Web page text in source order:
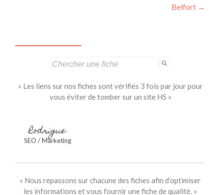
Belfort →
« Les liens sur nos fiches sont vérifiés 3 fois par jour pour
vous éviter de tomber sur un site HS »
Rodrigue
SEO / Marketing
« Nous repassons sur chacune des fiches afin d’optimiser
les informations et vous fournir une fiche de qualité. »